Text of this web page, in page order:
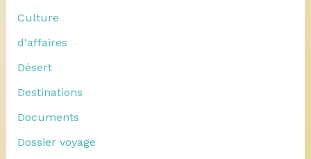
Culture
d'affaires
Désert
Destinations
Documents
Dossier voyage